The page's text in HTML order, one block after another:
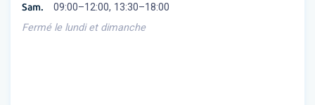
Sam.
09:00–12:00, 13:30–18:00
Fermé le lundi et dimanche